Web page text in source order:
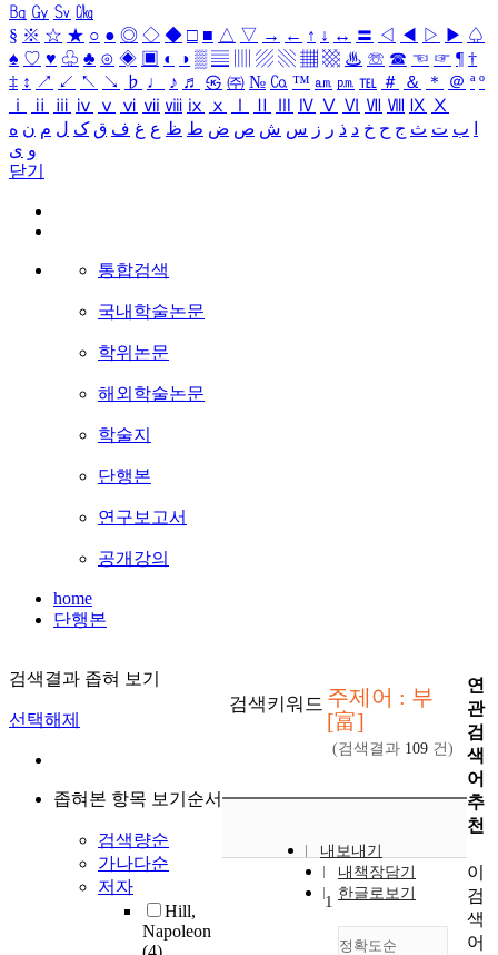
㏃ ㏉ ㏜ ㏆
§ ※ ☆ ★ ○ ● ◎ ◇ ◆ □ ■ △ ▽ → ← ↑ ↓ ↔ 〓 ◁ ◀ ▷ ▶ ♤
♠ ♡ ♥ ♧ ♣ ⊙ ◈ ▣ ◐ ◑ ▒ ▤ ▨ ▧ ▦ ▩ ♨ ☏ ☎ ☜ ☞ ¶ †
‡ ↕ ↗ ↙ ↖ ↘ ♭ ♩ ♪ ♬ ㉿ ㈜ № ㏇ ™ ㏂ ㏘ ℡ ＃ ＆ ＊ ＠ ª º
ⅰ
ⅱ ⅲ ⅳ ⅴ ⅵ ⅶ ⅷ ⅸ ⅹ Ⅳ Ⅴ Ⅵ Ⅶ Ⅷ Ⅸ Ⅹ
ب ت ث ج ح خ د ذ ر ز س ش ص ض ط ظ ع غ ف ق ک ل م ن ه
و ی
닫기
통합검색
국내학술논문
학위논문
해외학술논문
학술지
단행본
연구보고서
공개강의
home
단행본
검색결과 좁혀 보기
선택해제
좁혀본 항목 보기순서
검색량순
가나다순
저자
Hill,
Napoleon
검색키워드 주제어 : 부
[富]
(검색결과 109 건)
내보내기
내책장담기
한글로보기
정확도순
1
연
관
검
색
어
추
천
이
검
색
어